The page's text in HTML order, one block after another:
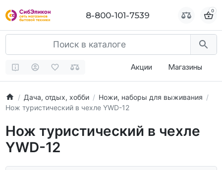
8-800-101-7539 0
Акции Магазины
Дача, отдых, хобби
Ножи, наборы для выживания
Нож туристический в чехле YWD-12
Нож туристический в чехле
YWD-12
8-800-101-7539 0